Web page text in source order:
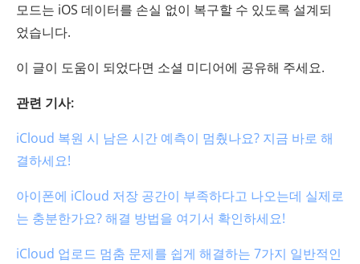
모드는 iOS 데이터를 손실 없이 복구할 수 있도록 설계되
었습니다.
이 글이 도움이 되었다면 소셜 미디어에 공유해 주세요.
관련 기사:
iCloud 복원 시 남은 시간 예측이 멈췄나요? 지금 바로 해
결하세요!
아이폰에 iCloud 저장 공간이 부족하다고 나오는데 실제로
는 충분한가요? 해결 방법을 여기서 확인하세요!
iCloud 업로드 멈춤 문제를 쉽게 해결하는 7가지 일반적인